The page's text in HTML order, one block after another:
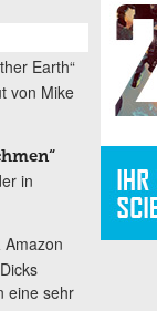
Earth“
von Mike
in
Amazon
eine sehr